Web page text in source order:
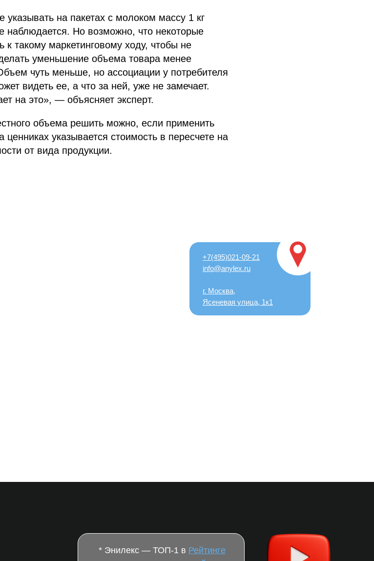
указывать на пакетах с молоком массу 1 кг
наблюдается. Но возможно, что некоторые
к такому маркетинговому ходу, чтобы не
уменьшение объема товара менее
чуть меньше, но ассоциации у потребителя
видеть ее, а что за ней, уже не замечает.
на это», — объясняет эксперт.
объема решить можно, если применить
ценниках указывается стоимость в пересчете на
от вида продукции.
+7(495)021-09-21
info@anylex.ru
г. Москва,
Ясеневая улица, 1к1
* Энилекс — ТОП-1 в Рейтинге